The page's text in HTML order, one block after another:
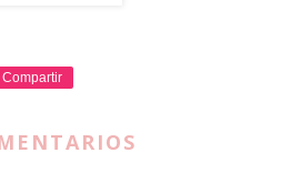
Compartir